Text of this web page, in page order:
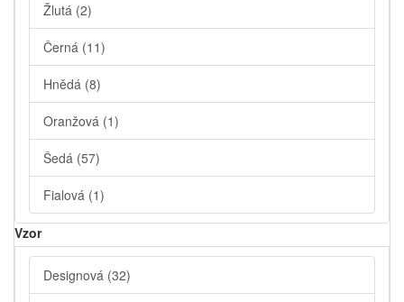
Žlutá (2)
Černá (11)
Hnědá (8)
Oranžová (1)
Šedá (57)
Fialová (1)
Vzor
Designová (32)